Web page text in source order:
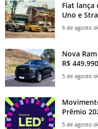
Fiat lança
Uno e
6 de agosto
Nova
R$ 449.990
5 de agosto
Prêmio
5 de agosto